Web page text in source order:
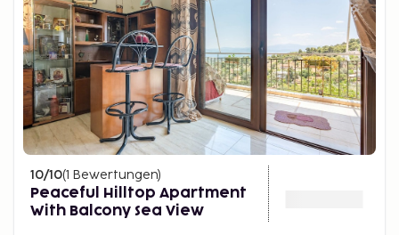
10/10(1 Bewertungen)
Peaceful Hilltop Apartment
With Balcony Sea View